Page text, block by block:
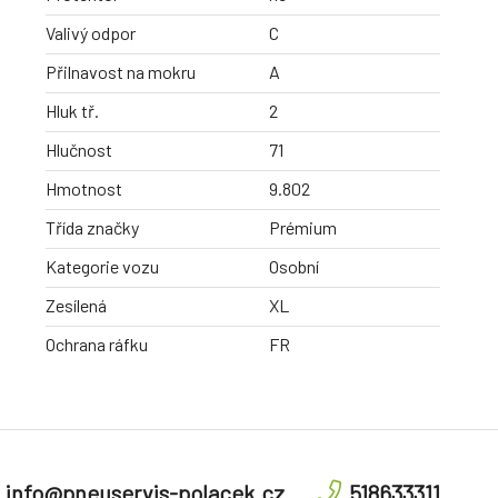
Valivý odpor
C
Přilnavost na mokru
A
Hluk tř.
2
Hlučnost
71
Hmotnost
9.802
Třída značky
Prémium
Kategorie vozu
Osobní
Zesílená
XL
Ochrana ráfku
FR